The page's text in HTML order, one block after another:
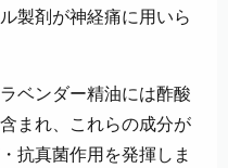
製剤が神経痛に用いら
ベンダー精油には酢酸
まれ、これらの成分が
抗真菌作用を発揮しま